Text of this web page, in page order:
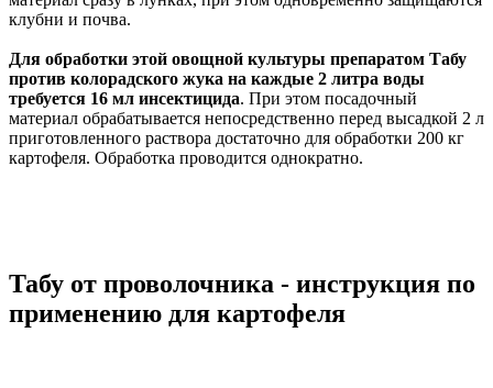
клубни и почва.
Для обработки этой овощной культуры препаратом Табу
против колорадского жука на каждые 2 литра воды
требуется 16 мл инсектицида. При этом посадочный
материал обрабатывается непосредственно перед высадкой 2 л
приготовленного раствора достаточно для обработки 200 кг
картофеля. Обработка проводится однократно.
Табу от проволочника - инструкция по
применению для картофеля